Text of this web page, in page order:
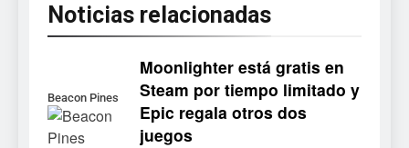
Noticias relacionadas
Beacon Pines
Moonlighter está gratis en
Steam por tiempo limitado y
Epic regala otros dos
juegos